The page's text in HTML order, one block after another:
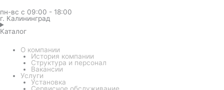
пн-вс с 09:00 - 18:00
г. Калининград
Каталог
О компании
История компании
Структура и персонал
Вакансии
Услуги
Установка
Сервисное обслуживание